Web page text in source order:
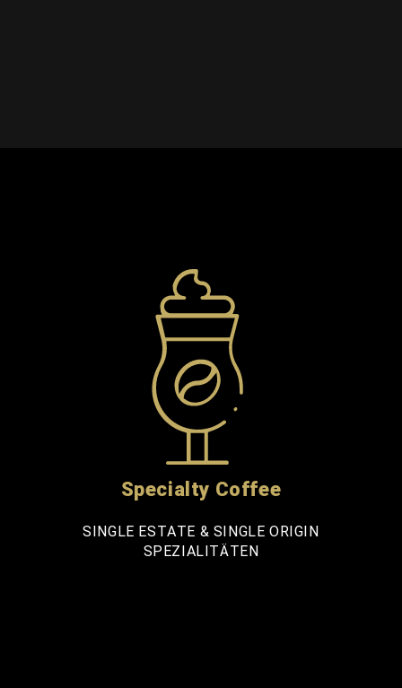
Specialty Coffee
SINGLE ESTATE & SINGLE ORIGIN
SPEZIALITÄTEN